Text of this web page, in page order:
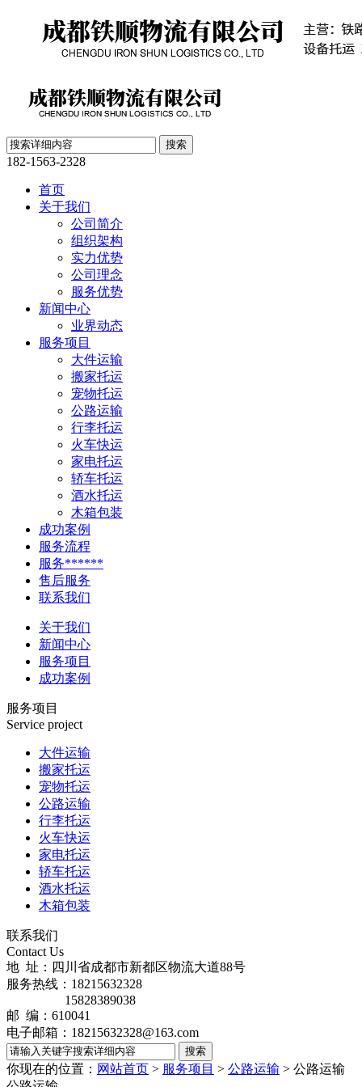
182-1563-2328
首页
关于我们
公司简介
组织架构
实力优势
公司理念
服务优势
新闻中心
业界动态
服务项目
大件运输
搬家托运
宠物托运
公路运输
行李托运
火车快运
家电托运
轿车托运
酒水托运
木箱包装
成功案例
服务流程
服务******
售后服务
联系我们
关于我们
新闻中心
服务项目
成功案例
服务项目
Service project
大件运输
搬家托运
宠物托运
公路运输
行李托运
火车快运
家电托运
轿车托运
酒水托运
木箱包装
联系我们
Contact Us
地 址：四川省成都市新都区物流大道88号
服务热线：18215632328
15828389038
邮 编：610041
电子邮箱：18215632328@163.com
你现在的位置： 网站首页 > 服务项目 > 公路运输 > 公路运输